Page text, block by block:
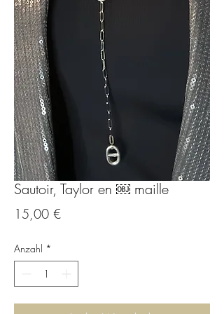
Sautoir, Taylor en ￼ maille
15,00 €
Anzahl *